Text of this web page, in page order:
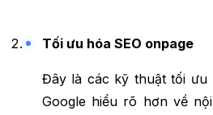
Tối ưu hóa SEO onpage
Đây là các kỹ thuật tối ưu
Google hiểu rõ hơn về